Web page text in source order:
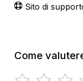
Sito di
Come